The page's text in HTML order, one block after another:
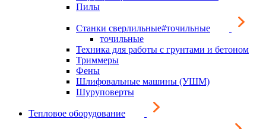
Пилы
Станки сверлильные#точильные
точильные
Техника для работы с грунтами и бетоном
Триммеры
Фены
Шлифовальные машины (УШМ)
Шуруповерты
Тепловое оборудование